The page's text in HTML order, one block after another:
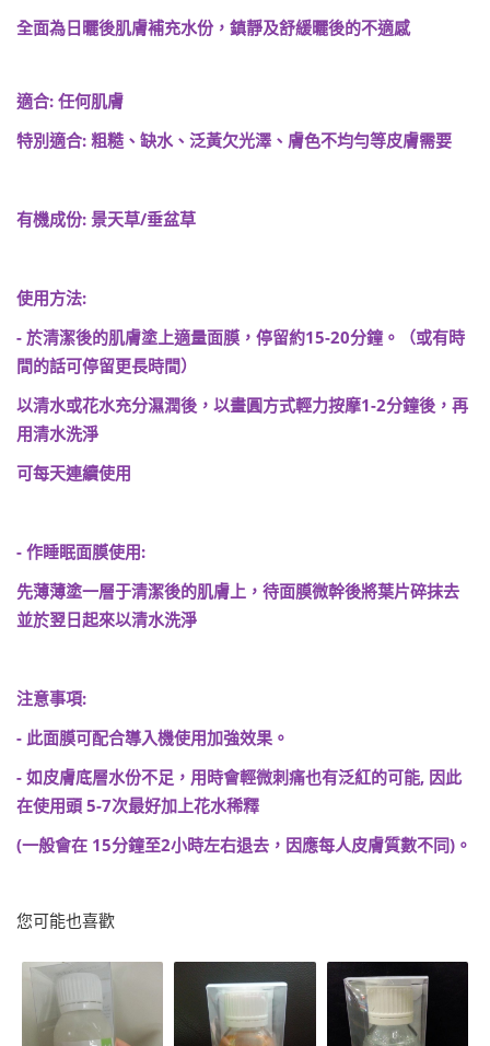
全面為日曬後肌膚補充水份，鎮靜及舒緩曬後的不適感
適合: 任何肌膚
特別適合: 粗糙、缺水、泛黃欠光澤、膚色不均勻等皮膚需要
有機成份: 景天草/垂盆草
使用方法:
- 於清潔後的肌膚塗上適量面膜，停留約15-20分鐘。（或有時
間的話可停留更長時間）
以清水或花水充分濕潤後，以畫圓方式輕力按摩1-2分鐘後，再
用清水洗淨
可每天連續使用
- 作睡眠面膜使用:
先薄薄塗一層于清潔後的肌膚上，待面膜微幹後將葉片碎抹去
並於翌日起來以清水洗淨
注意事項:
- 此面膜可配合導入機使用加強效果。
- 如皮膚底層水份不足，用時會輕微刺痛也有泛紅的可能, 因此
在使用頭 5-7次最好加上花水稀釋
(一般會在 15分鐘至2小時左右退去，因應每人皮膚質數不同) 。
您可能也喜歡